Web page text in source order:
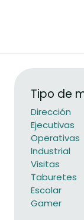
Tipo de
Dirección
Ejecutivas
Operativas
Industrial
Visitas
Taburetes
Escolar
Gamer